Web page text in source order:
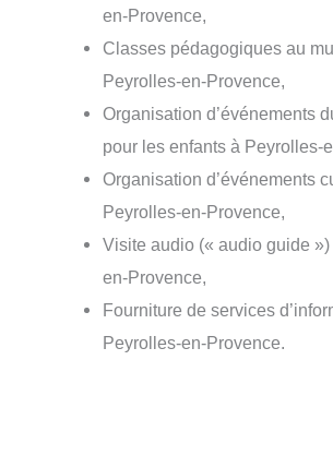
en-Provence,
Classes pédagogiques au
Peyrolles-en-Provence,
Organisation d’événements
pour les enfants à Peyrolles-
Organisation d’événements
Peyrolles-en-Provence,
Visite audio (« audio guide
en-Provence,
Fourniture de services
Peyrolles-en-Provence.